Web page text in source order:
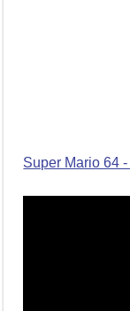
Super Mario 64